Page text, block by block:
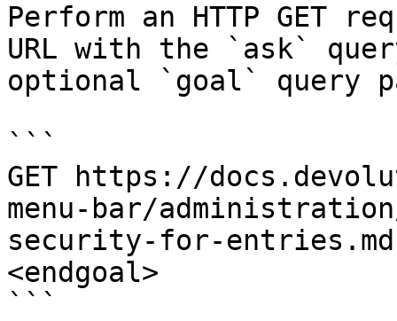
Perform an HTTP GET
URL with the `ask`
optional `goal` query
```
GET https://
menu-bar/
security-for-
<endgoal>
```